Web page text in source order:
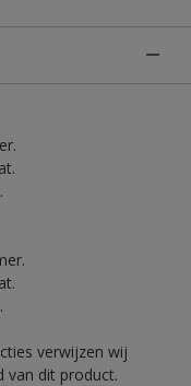
verwijzen wij
van dit product.